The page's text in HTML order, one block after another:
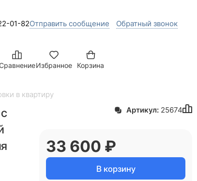
01-82Отправить сообщение Обратный звонок
Избранное Корзина
в квартиру
Артикул: 25674
33 600 ₽
В корзину